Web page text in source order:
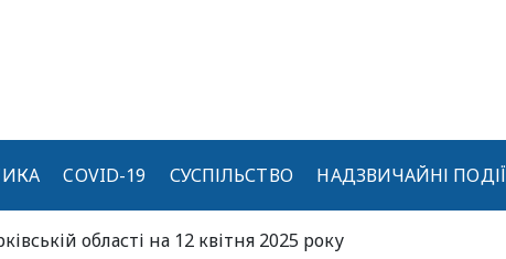
COVID-19 СУСПІЛЬСТВО НАДЗВИЧАЙНІ ПОДІЇ
області на 12 квітня 2025 року